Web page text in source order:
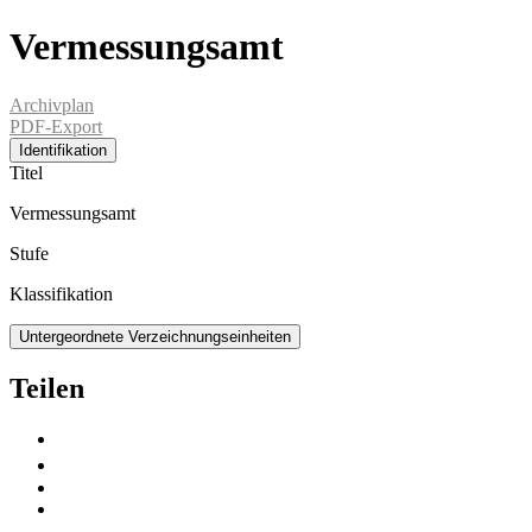
Vermessungsamt
Archivplan
PDF-Export
Identifikation
Titel
Vermessungsamt
Stufe
Klassifikation
Untergeordnete Verzeichnungseinheiten
Teilen